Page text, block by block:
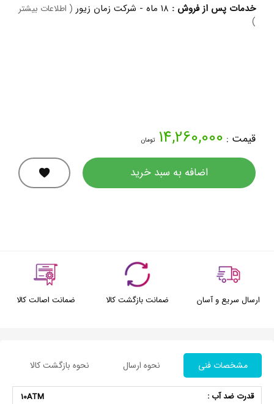
خدمات پس از فروش : ۱۸ ماه - شرکت زمان زیور ( اطلاعات بیشتر
)
قیمت : 14,260,000 تومان
اضافه به سبد خرید
ارسال سریع و آسان ضمانت بازگشت کالا ضمانت اصالت کالا
مشخصات فنی نحوه ارسال نحوه بازگشت کالا
قدرت ضد آب :
10ATM